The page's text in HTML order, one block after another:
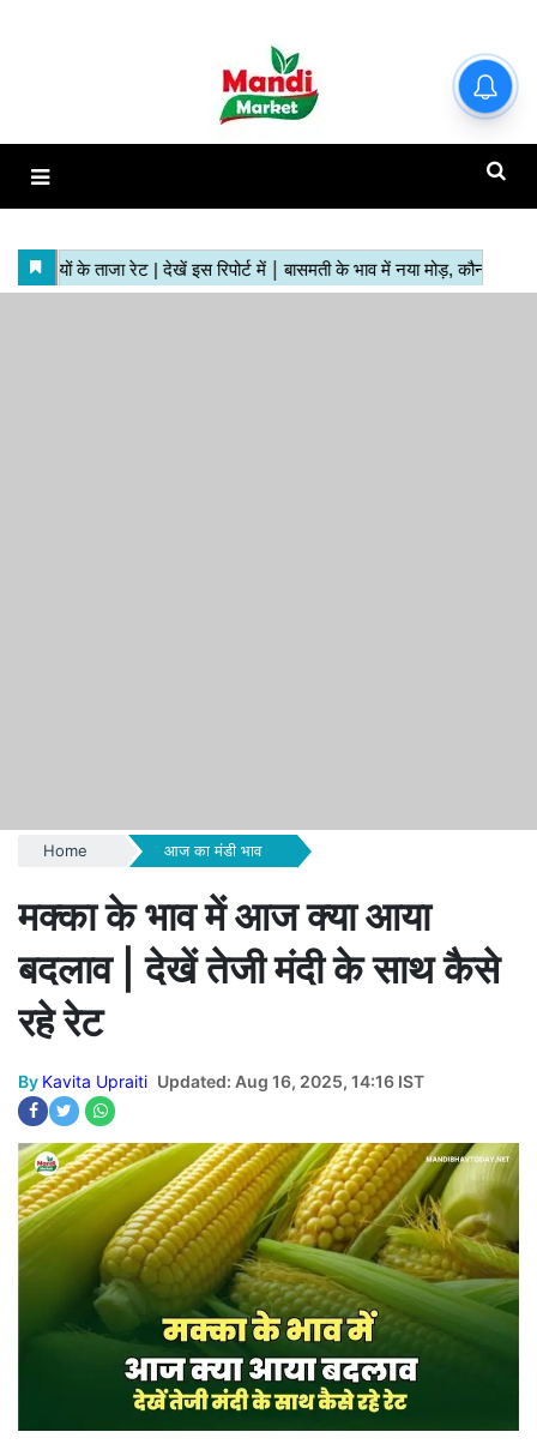
Home आज का मंडी भाव
मक्का के भाव में आज क्या आया
बदलाव | देखें तेजी मंदी के साथ कैसे
रहे रेट
By Kavita Upraiti Updated: Aug 16, 2025, 14:16 IST
हाजिर मंडियों के ताजा रेट | देखें इस
रिपोर्ट में